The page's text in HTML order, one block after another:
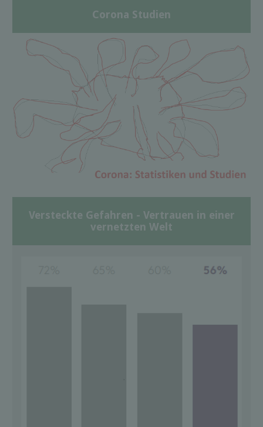
Corona Studien
Versteckte Gefahren - Vertrauen in einer
vernetzten Welt